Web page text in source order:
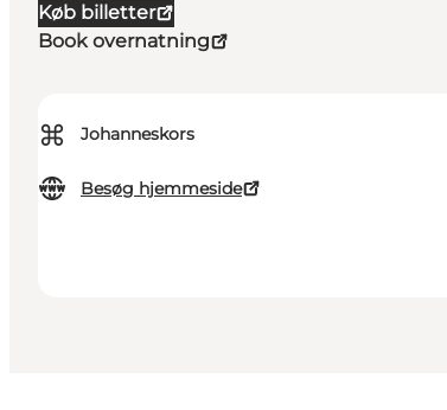
Køb billetter
Book overnatning
⌘ Johanneskors
Besøg hjemmeside